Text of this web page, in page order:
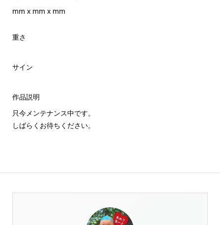
mm x mm x mm
重さ
サイン
作品説明
只今メンテナンス中です。
しばらくお待ちください。